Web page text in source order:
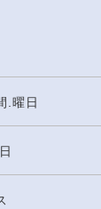
.曜日